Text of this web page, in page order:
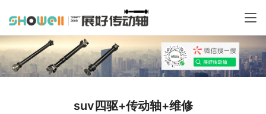
suv四驱+传动轴+维修